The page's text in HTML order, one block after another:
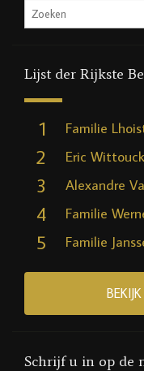
Lijst der Rijkste
1 Familie
2 Eric Wittouck
3 Alexandre
4 Familie
5 Familie
Schrijf u in op de